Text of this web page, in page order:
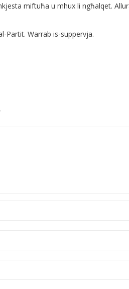
miftuħa u mhux li ngħalqet.
Partit. Warrab is-suppervja.